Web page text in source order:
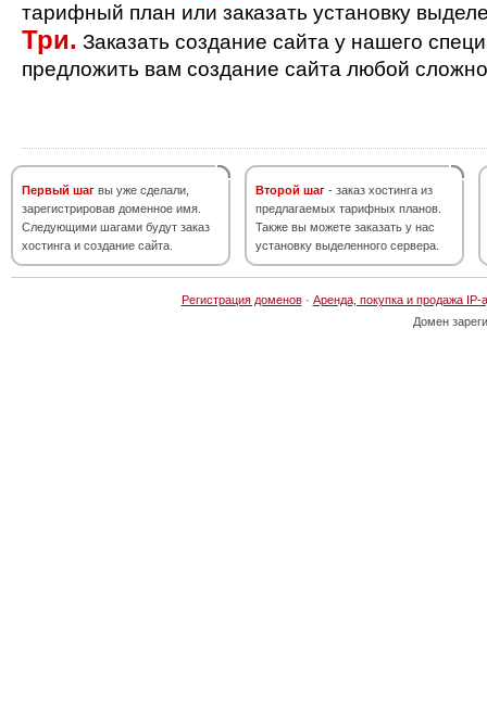
тарифный план или заказать установку
Три. Заказать создание сайта у нашего
предложить вам создание сайта любой
Первый шаг вы уже сделали,
зарегистрировав доменное имя.
Следующими шагами будут заказ
хостинга и создание сайта.
Второй шаг - заказ хостинга из
предлагаемых тарифных планов.
Также вы можете заказать у нас
установку выделенного сервера.
Регистрация доменов· Аренда, покупка и продажа IP-
Домен